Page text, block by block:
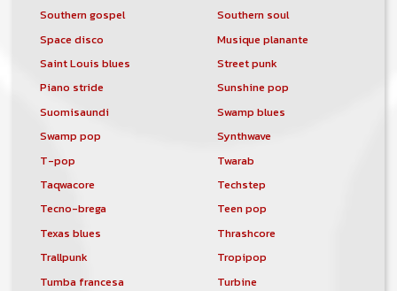
Southern gospel
Southern soul
Space disco
Musique planante
Saint Louis blues
Street punk
Piano stride
Sunshine pop
Suomisaundi
Swamp blues
Swamp pop
Synthwave
T-pop
Twarab
Taqwacore
Techstep
Tecno-brega
Teen pop
Texas blues
Thrashcore
Trallpunk
Tropipop
Tumba francesa
Turbine